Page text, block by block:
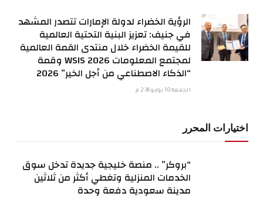
الرؤية الخضراء لدولة الإمارات تتصدر المشهد
في جنيف: تعزيز البنية التحتية العالمية
للقيمة الخضراء خلال منتدى القمة العالمية
لمجتمع المعلومات WSIS 2026 وقمة
“الذكاء الاصطناعي من أجل الخير” 2026
الجمعة 10 يوليو 2:36 م
اختيارات المحرر
“بروكر” .. منصة خليجية جديدة تدخل سوق
الخدمات المنزلية وتغطي أكثر من ثلاثين
مدينة سعودية دفعة وحدة